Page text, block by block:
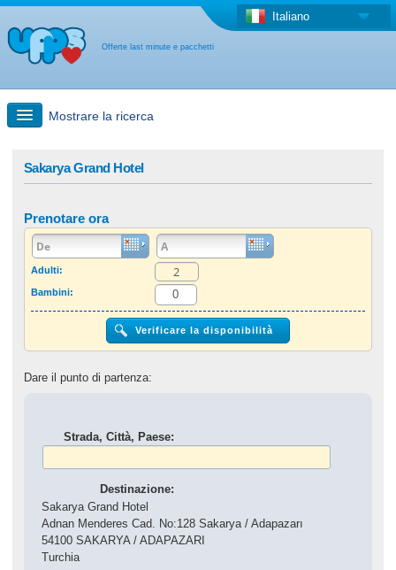
Offerte last minute e pacchetti
Italiano
Mostrare la ricerca
Offerta last minute + Offerta forfettaria
Altro paese
Sakarya Grand Hotel
Prenotare ora
Adulti:
Bambini:
Dare il punto di partenza:
Strada, Città, Paese:
Destinazione:
Sakarya Grand Hotel
Adnan Menderes Cad. No:128 Sakarya / Adapazarı
54100 SAKARYA / ADAPAZARI
Turchia